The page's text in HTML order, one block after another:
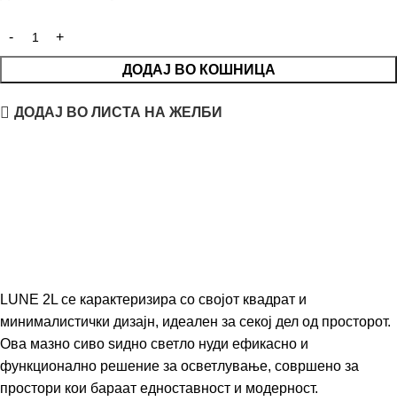
ДОДАЈ ВО КОШНИЦА
ДОДАЈ ВО ЛИСТА НА ЖЕЛБИ
LUNE 2L се карактеризира со својот квадрат и
минималистички дизајн, идеален за секој дел од просторот.
Ова мазно сиво ѕидно светло нуди ефикасно и
функционално решение за осветлување, совршено за
простори кои бараат едноставност и модерност.